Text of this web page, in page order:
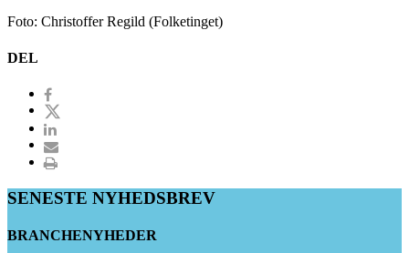
Foto: Christoffer Regild (Folketinget)
DEL
SENESTE NYHEDSBREV
BRANCHENYHEDER